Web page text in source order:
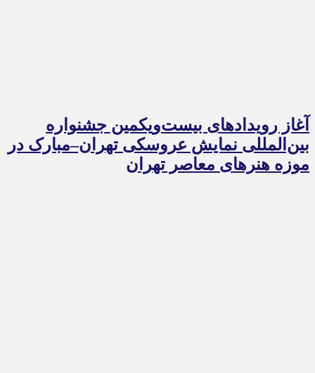
آغاز رویدادهای بیست‌ویکمین جشنواره
بین‌المللی نمایش عروسکی تهران–مبارک در
موزه هنرهای معاصر تهران